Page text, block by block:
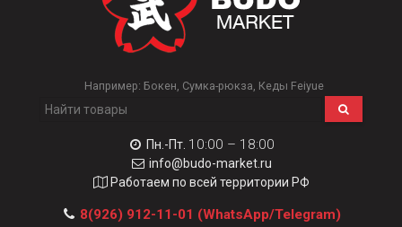
Например: Бокен Сумка-рюкза Кеды Feiyue
Пн.-Пт. 10:00 – 18:00
info@budo-market.ru
Работаем по всей территории РФ
8(926) 912-11-01 (WhatsApp/Telegram)